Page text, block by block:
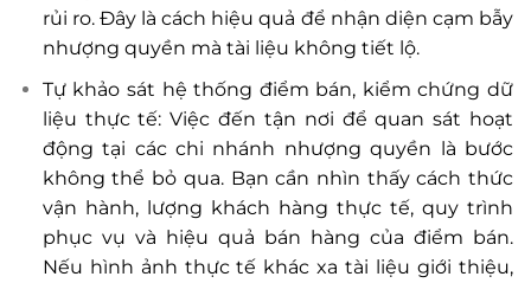
rủi ro. Đây là cách hiệu quả để nhận diện cạm bẫy
nhượng quyền mà tài liệu không tiết lộ.
Tự khảo sát hệ thống điểm bán, kiểm chứng dữ
liệu thực tế: Việc đến tận nơi để quan sát hoạt
động tại các chi nhánh nhượng quyền là bước
không thể bỏ qua. Bạn cần nhìn thấy cách thức
vận hành, lượng khách hàng thực tế, quy trình
phục vụ và hiệu quả bán hàng của điểm bán.
Nếu hình ảnh thực tế khác xa tài liệu giới thiệu,